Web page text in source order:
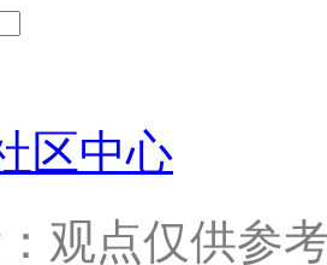
区中心
观点仅供参